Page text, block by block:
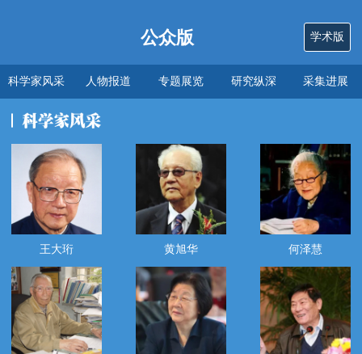
公众版 学术版
科学家风采 人物报道 专题展览 研究纵深 采集进展
数说 关于本馆
王大珩 黄旭华 何泽慧